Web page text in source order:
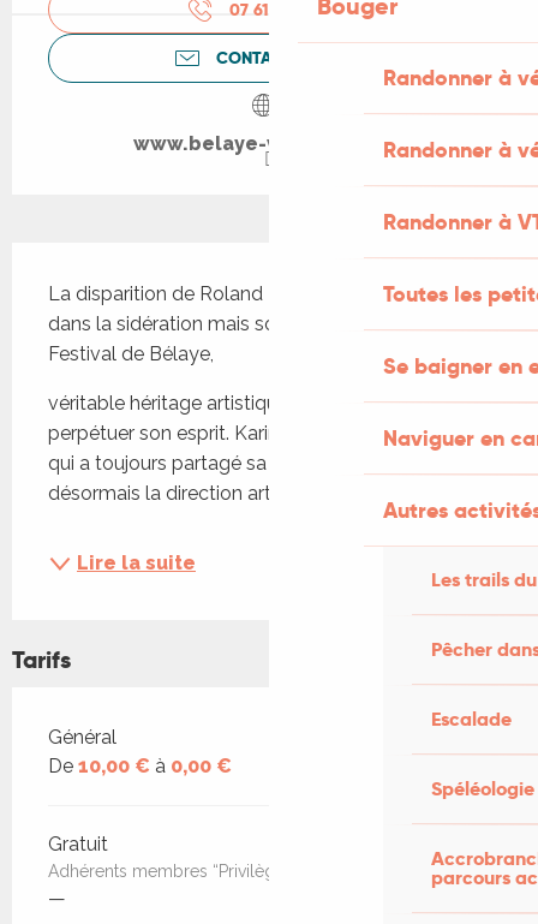
Randonner à
Randonner à
Randonner à
Toutes les
Se baigner en
Naviguer en
Autres
Les trails
Pêcher
Escalade
Spéléologie
parcours
07 61 60 98▒▒
CONTACTEZ-NOUS
www.belaye-violoncelle.fr
La disparition de Roland Pidoux nous a plongés
dans la sidération mais son empreinte sur le
Festival de Bélaye,
véritable héritage artistique, nous impose de
perpétuer son esprit. Karine Jean-Baptiste Pidoux,
qui a toujours partagé sa vision, en reprend
désormais la direction artistique. En 2026,...
Lire la suite
Tarifs
Tarifs 2026
Général
De 10,00 € à 0,00 €
Gratuit
Adhérents membres “Privilège” et moins de 25 ans
—